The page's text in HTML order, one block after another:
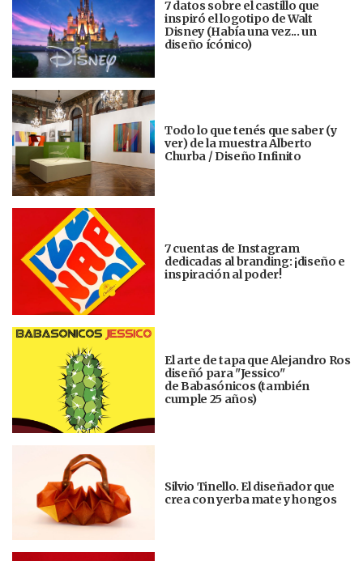
7 datos sobre el castillo que
inspiró el logotipo de Walt
Disney (Había una vez... un
diseño ícónico)
Todo lo que tenés que saber (y
ver) de la muestra Alberto
Churba / Diseño Infinito
7 cuentas de Instagram
dedicadas al branding: ¡diseño e
inspiración al poder!
El arte de tapa que Alejandro Ros
diseñó para "Jessico"
de Babasónicos (también
cumple 25 años)
Silvio Tinello. El diseñador que
crea con yerba mate y hongos